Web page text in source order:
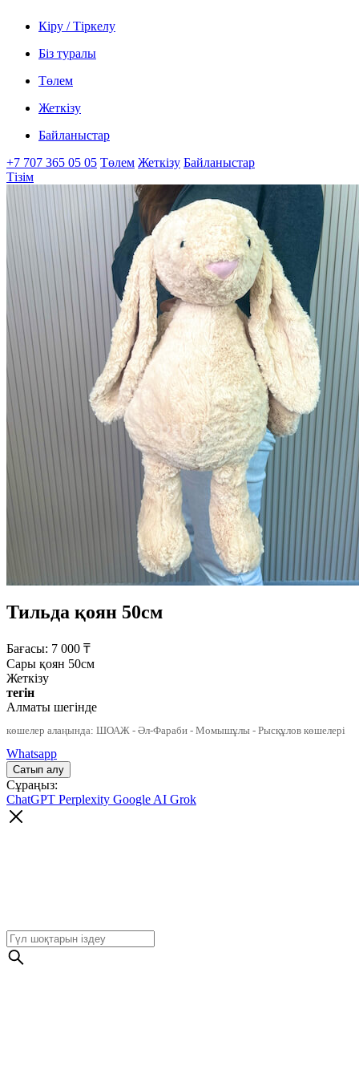
Кіру / Тіркелу
Біз туралы
Төлем
Жеткізу
Байланыстар
+7 707 365 05 05 Төлем Жеткізу Байланыстар
Тізім
Тильда қоян 50см
Бағасы: 7 000 ₸
Сары қоян 50см
Жеткізу
тегін
Алматы шегінде
көшелер алаңында: ШОАЖ - Әл-Фараби - Момышұлы - Рысқұлов көшелері
Whatsapp
Сұраңыз:
ChatGPT Perplexity Google AI Grok